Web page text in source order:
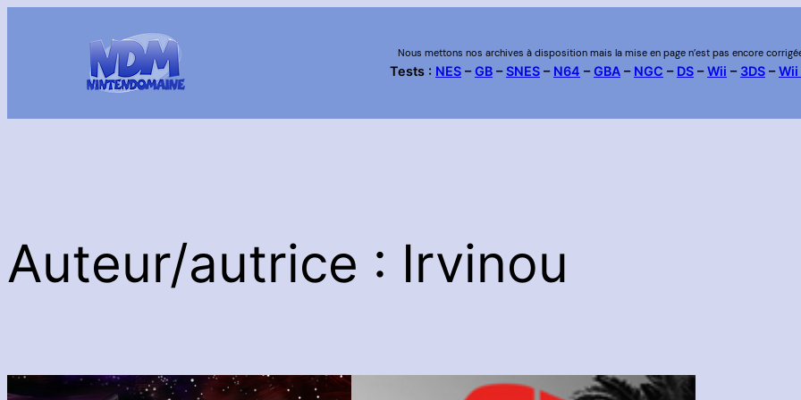
Nous mettons nos archives à disposition mais la mise en page n’est pas encore
Tests : NES–GB–SNES– N64 –GBA– NGC – DS–Wii – 3DS–Wii
Auteur/autrice : Irvinou